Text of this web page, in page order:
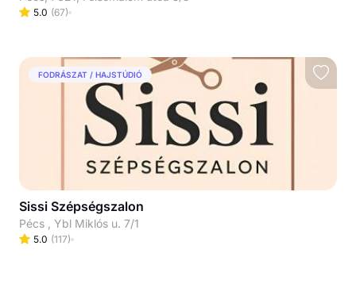
5.0 (67)
FODRÁSZAT / HAJSTÚDIÓ
Sissi Szépségszalon
Pécs , Ybl Miklós u. 7/1
5.0 (117)